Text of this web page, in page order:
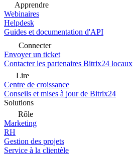
Apprendre
Webinaires
Helpdesk
Guides et documentation d'API
Connecter
Envoyer un ticket
Contacter les partenaires Bitrix24 locaux
Lire
Centre de croissance
Conseils et mises à jour de Bitrix24
Solutions
Rôle
Marketing
RH
Gestion des projets
Service à la clientèle